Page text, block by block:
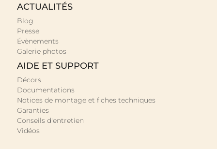
ACTUALITÉS
Blog
Presse
Évènements
Galerie photos
AIDE ET SUPPORT
Décors
Documentations
Notices de montage et fiches techniques
Garanties
Conseils d'entretien
Vidéos